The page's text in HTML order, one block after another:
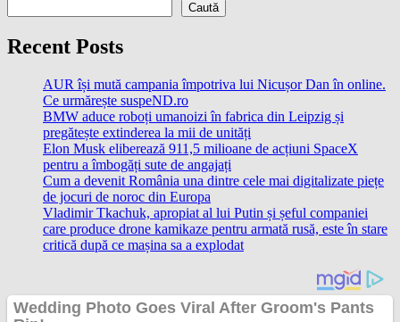
Caută
Recent Posts
AUR își mută campania împotriva lui Nicușor Dan în online.
Ce urmărește suspeND.ro
BMW aduce roboți umanoizi în fabrica din Leipzig și
pregătește extinderea la mii de unități
Elon Musk eliberează 911,5 milioane de acțiuni SpaceX
pentru a îmbogăți sute de angajați
Cum a devenit România una dintre cele mai digitalizate piețe
de jocuri de noroc din Europa
Vladimir Tkachuk, apropiat al lui Putin și șeful companiei
care produce drone kamikaze pentru armată rusă, este în stare
critică după ce mașina sa a explodat